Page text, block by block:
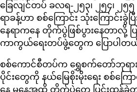
ခြေလျင်တပ် ခလရ-၂၅၃၊ ၂၅၄၊ ၂
ရာခန့်ဟာ စစ်ကြောင်း သုံးကြောင်းခွဲပ
နေရာကနေ တိုက်ပွဲဖြစ်ပွားနေတာလို့
ကာကွယ်ရေးတပ်ဖွဲ့တွေက ပြောပါတ
စစ်ကောင်စီတပ်က ရွှေစက်တော်ဘုရာ
ပိုင်းတွေကို နယ်မြေစိုးမိုးရေး စစ်ကြ
နေ မနေ့အထိ တိုက်ပွဲတွေ ပြင်းထန်ခဲ့